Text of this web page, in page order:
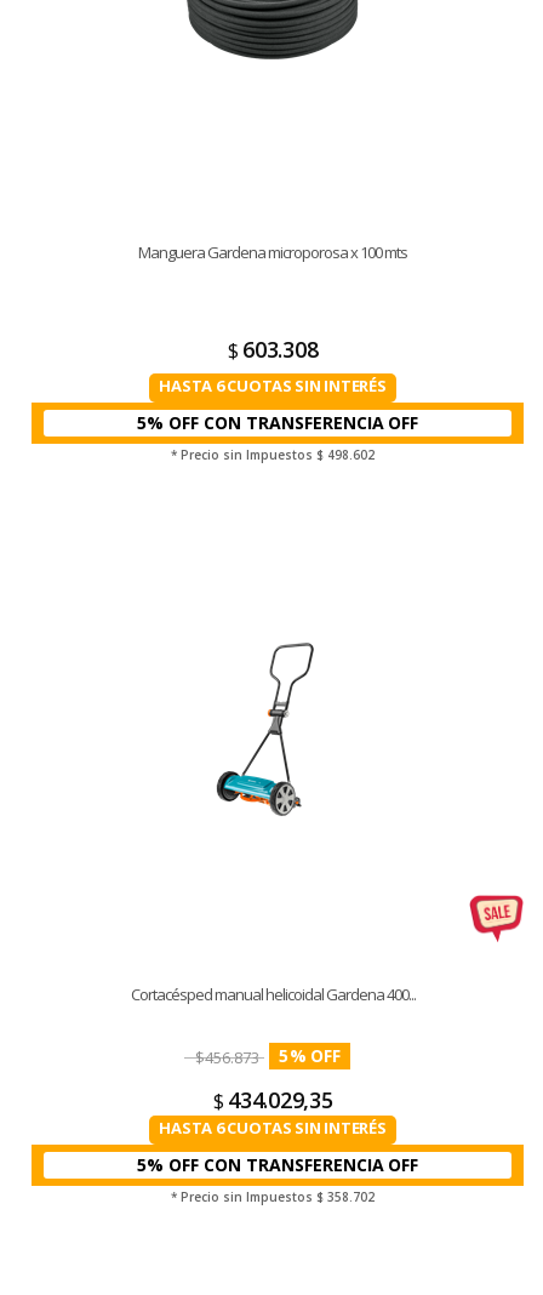
Manguera Gardena microporosa x 100 mts
$ 603.308
HASTA 6 CUOTAS SIN INTERÉS
5% OFF CON TRANSFERENCIA
* Precio sin Impuestos $ 498.602
Cortacésped manual helicoidal Gardena 400...
$456.873 5%
$ 434.029,35
HASTA 6 CUOTAS SIN INTERÉS
5% OFF CON TRANSFERENCIA
* Precio sin Impuestos $ 358.702